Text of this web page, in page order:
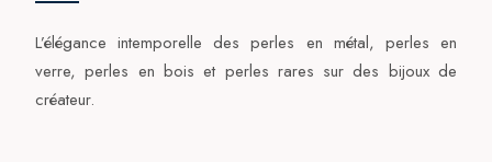
L’élégance intemporelle des perles en métal, perles en
verre, perles en bois et perles rares sur des bijoux de
créateur.